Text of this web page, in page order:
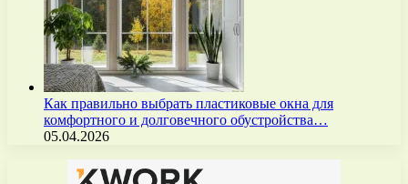
Как правильно выбрать пластиковые окна для
комфортного и долговечного обустройства…
05.04.2026